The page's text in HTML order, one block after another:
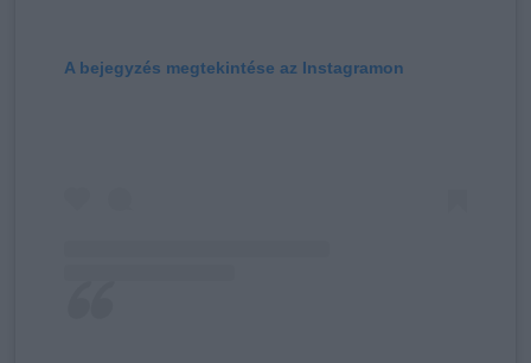
A bejegyzés megtekintése az Instagramon